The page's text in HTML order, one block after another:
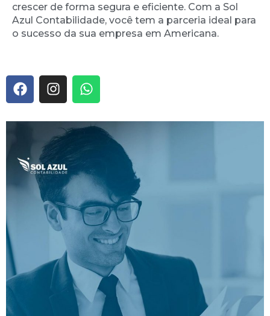
crescer de forma segura e eficiente. Com a Sol
Azul Contabilidade, você tem a parceria ideal para
o sucesso da sua empresa em Americana.
F
a
c
e
o
k
I
n
s
t
a
g
r
a
m
W
h
a
t
a
p